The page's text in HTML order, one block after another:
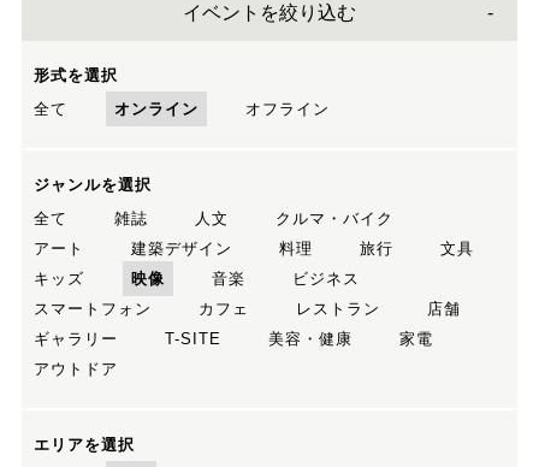
イベントを絞り込む
形式を選択
全て
オンライン オフライン
ジャンルを選択
全て
雑誌 人文
クルマ・バイク
アート
建築デザイン 料理 旅行
文具
キッズ
映像 音楽
ビジネス
スマートフォン
カフェ レストラン
店舗
ギャラリー
T-SITE 美容・健康
家電
アウトドア
エリアを選択